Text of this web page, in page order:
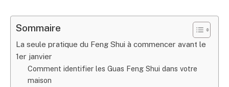
Sommaire
La seule pratique du Feng Shui à commencer avant le
1er janvier
Comment identifier les Guas Feng Shui dans votre
maison